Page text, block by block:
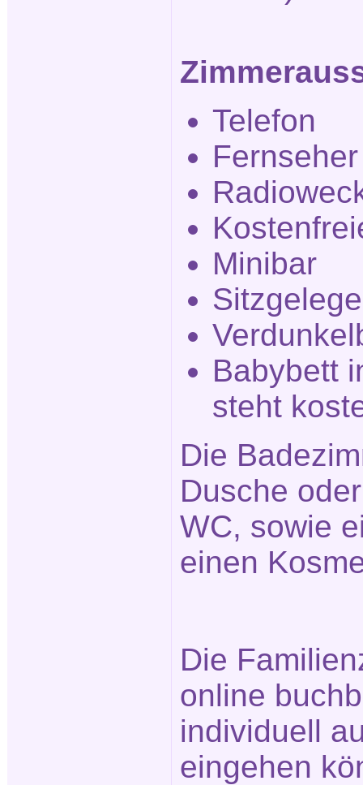
Telefon
Fernseher
Minibar
Babybett
steht
Die
Dusche
WC, sowie
einen
Die
online
individuell
eingehen